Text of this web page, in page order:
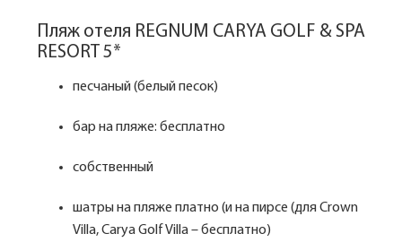
Пляж отеля REGNUM CARYA GOLF & SPA
RESORT 5*
песчаный (белый песок)
бар на пляже: бесплатно
собственный
шатры на пляже платно (и на пирсе (для Crown
Villa, Carya Golf Villa – бесплатно)